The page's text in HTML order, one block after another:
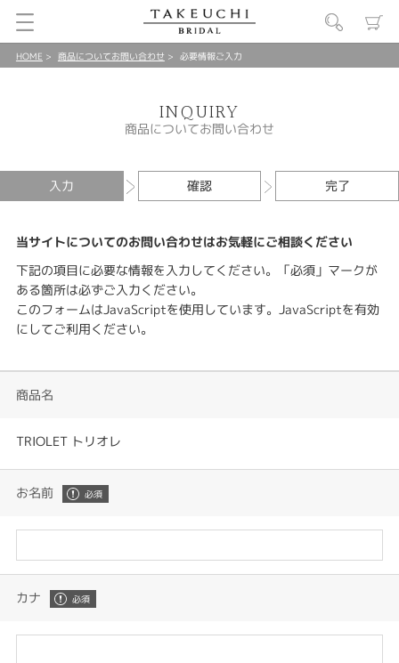
HOME 商品についてお問い合わせ 必要情報ご入力
INQUIRY
商品についてお問い合わせ
入力 確認 完了
当サイトについてのお問い合わせはお気軽にご相談ください
下記の項目に必要な情報を入力してください。「必須」マークが
ある箇所は必ずご入力ください。
このフォームはJavaScriptを使用しています。JavaScriptを有効
にしてご利用ください。
商品名
TRIOLET トリオレ
お名前
カナ